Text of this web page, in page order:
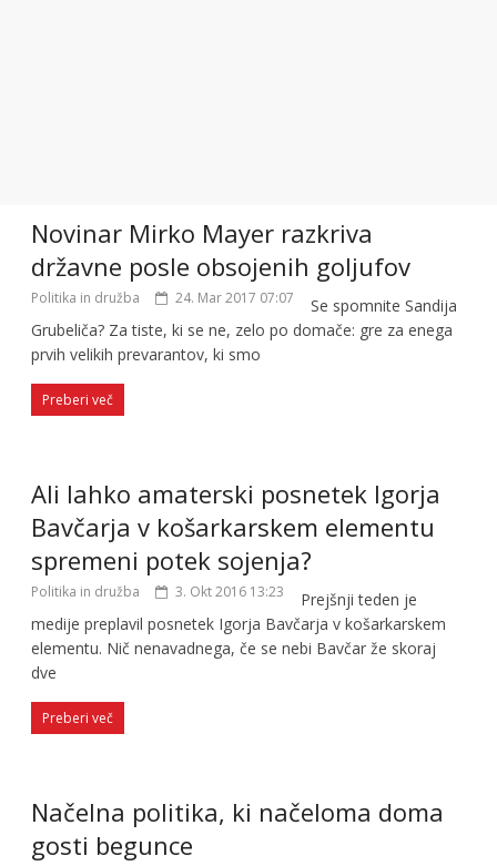
Novinar Mirko Mayer razkriva
državne posle obsojenih goljufov
Politika in družba 24. Mar 2017 07:07
Se spomnite Sandija
Grubeliča? Za tiste, ki se ne, zelo po domače: gre za enega
prvih velikih prevarantov, ki smo
Preberi več
Ali lahko amaterski posnetek Igorja
Bavčarja v košarkarskem elementu
spremeni potek sojenja?
Politika in družba 3. Okt 2016 13:23
Prejšnji teden je
medije preplavil posnetek Igorja Bavčarja v košarkarskem
elementu. Nič nenavadnega, če se nebi Bavčar že skoraj
dve
Preberi več
Načelna politika, ki načeloma doma
gosti begunce